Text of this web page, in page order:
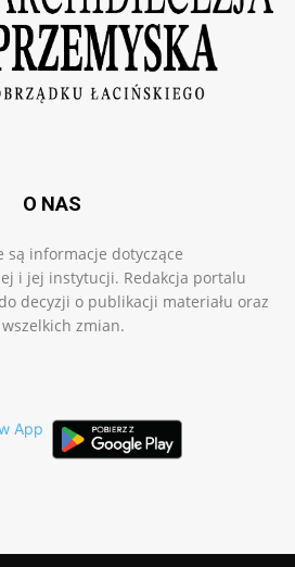
O NAS
informacje dotyczące
i jej instytucji. Redakcja portalu
decyzji o publikacji materiału oraz
zmian.